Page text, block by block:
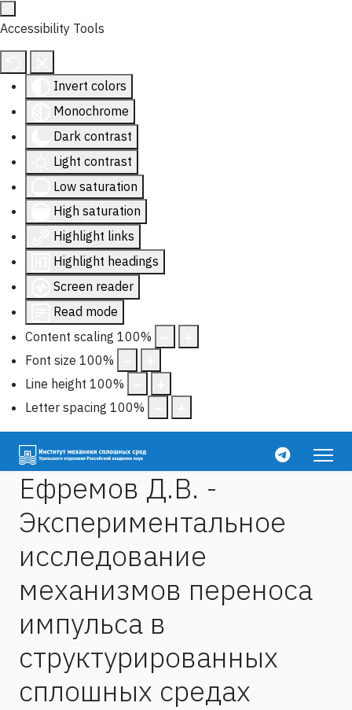
Accessibility Tools
Invert colors
Monochrome
Dark contrast
Light contrast
Low saturation
High saturation
Highlight links
Highlight headings
Screen reader
Read mode
Content scaling 100%
Font size 100%
Line height 100%
Letter spacing 100%
Ефремов Д.В. -
Экспериментальное
исследование
механизмов переноса
импульса в
структурированных
сплошных средах